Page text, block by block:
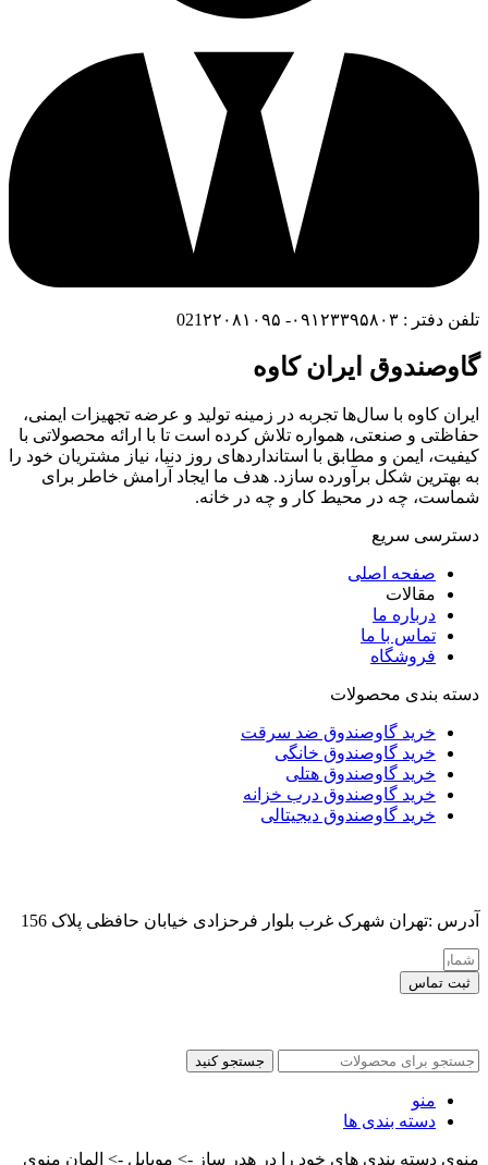
تلفن دفتر : ۰۹۱۲۳۳۹۵۸۰۳- 021۲۲۰۸۱۰۹۵
گاوصندوق ایران کاوه
ایران کاوه با سال‌ها تجربه در زمینه تولید و عرضه تجهیزات ایمنی،
حفاظتی و صنعتی، همواره تلاش کرده است تا با ارائه محصولاتی با
کیفیت، ایمن و مطابق با استانداردهای روز دنیا، نیاز مشتریان خود را
به بهترین شکل برآورده سازد. هدف ما ایجاد آرامش خاطر برای
شماست، چه در محیط کار و چه در خانه.
دسترسی سریع
صفحه اصلی
مقالات
درباره ما
تماس با ما
فروشگاه
دسته بندی محصولات
خرید گاوصندوق ضد سرقت
خرید گاوصندوق خانگی
خرید گاوصندوق هتلی
خرید گاوصندوق درب خزانه
خرید گاوصندوق دیجیتالی
آدرس :تهران شهرک غرب بلوار فرحزادی خیابان حافظی پلاک 156
ثبت تماس
جستجو کنید
منو
دسته بندی ها
منوی دسته بندی های خود را در هدر ساز -> موبایل -> المان منوی